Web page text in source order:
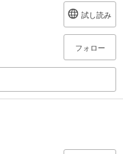
試し読み
フォロー